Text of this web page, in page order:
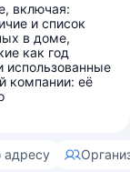
включая:
и список
в доме,
как год
использованные
компании: её
адресу